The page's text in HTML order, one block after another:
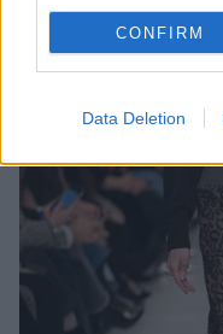
CONFIRM
Data Deletion